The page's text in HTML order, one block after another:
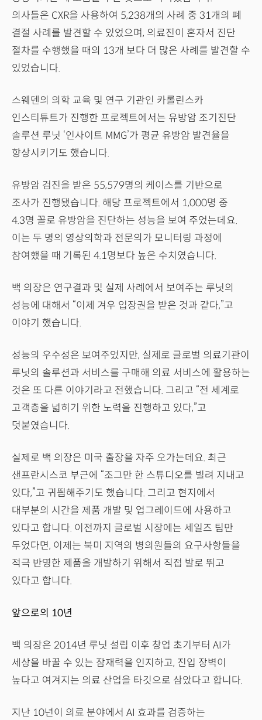
의사들은 CXR을 사용하여 5,238개의 사례 중 31개의 폐
결절 사례를 발견할 수 있었으며, 의료진이 혼자서 진단
절차를 수행했을 때의 13개 보다 더 많은 사례를 발견할 수
있었습니다.
스웨덴의 의학 교육 및 연구 기관인 카롤린스카
인스티튜트가 진행한 프로젝트에서는 유방암 조기진단
솔루션 루닛 ‘인사이트 MMG’가 평균 유방암 발견율을
향상시키기도 했습니다.
유방암 검진을 받은 55,579명의 케이스를 기반으로
조사가 진행됐습니다. 해당 프로젝트에서 1,000명 중
4.3명 꼴로 유방암을 진단하는 성능을 보여 주었는데요.
이는 두 명의 영상의학과 전문의가 모니터링 과정에
참여했을 때 기록된 4.1명보다 높은 수치였습니다.
백 의장은 연구결과 및 실제 사례에서 보여주는 루닛의
성능에 대해서 “이제 겨우 입장권을 받은 것과 같다,”고
이야기 했습니다.
성능의 우수성은 보여주었지만, 실제로 글로벌 의료기관이
루닛의 솔루션과 서비스를 구매해 의료 서비스에 활용하는
것은 또 다른 이야기라고 전했습니다. 그리고 “전 세계로
고객층을 넓히기 위한 노력을 진행하고 있다,”고
덧붙였습니다.
실제로 백 의장은 미국 출장을 자주 오가는데요. 최근
샌프란시스코 부근에 “조그만 한 스튜디오를 빌려 지내고
있다,”고 귀띔해주기도 했습니다. 그리고 현지에서
대부분의 시간을 제품 개발 및 업그레이드에 사용하고
있다고 합니다. 이전까지 글로벌 시장에는 세일즈 팀만
두었다면, 이제는 북미 지역의 병의원들의 요구사항들을
적극 반영한 제품을 개발하기 위해서 직접 발로 뛰고
있다고 합니다.
앞으로의 10년
백 의장은 2014년 루닛 설립 이후 창업 초기부터 AI가
세상을 바꿀 수 있는 잠재력을 인지하고, 진입 장벽이
높다고 여겨지는 의료 산업을 타깃으로 삼았다고 합니다.
지난 10년이 의료 분야에서 AI 효과를 검증하는